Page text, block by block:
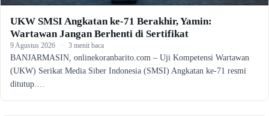
UKW SMSI Angkatan ke-71 Berakhir, Yamin:
Wartawan Jangan Berhenti di Sertifikat
9 Agustus 2026 · 3 menit baca
BANJARMASIN, onlinekoranbarito.com – Uji Kompetensi Wartawan
(UKW) Serikat Media Siber Indonesia (SMSI) Angkatan ke-71 resmi
ditutup.…